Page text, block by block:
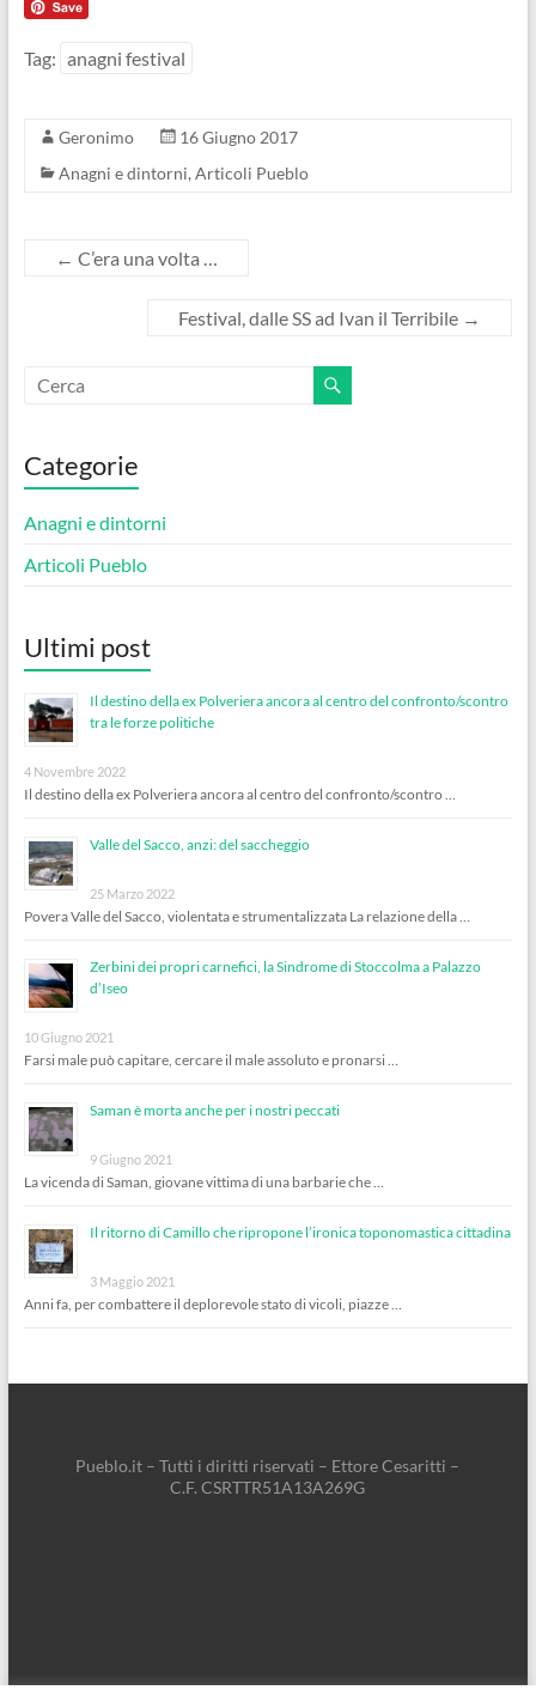
Tag: anagni festival
Geronimo
16 Giugno 2017
Anagni e dintorni, Articoli Pueblo
← C’era una volta …
Festival, dalle SS ad Ivan il Terribile →
Categorie
Anagni e dintorni
Articoli Pueblo
Ultimi post
Il destino della ex Polveriera ancora al centro del confronto/scontro
tra le forze politiche
4 Novembre 2022
Il destino della ex Polveriera ancora al centro del confronto/scontro …
Valle del Sacco, anzi: del saccheggio
25 Marzo 2022
Povera Valle del Sacco, violentata e strumentalizzata La relazione della …
Zerbini dei propri carnefici, la Sindrome di Stoccolma a Palazzo
d’Iseo
10 Giugno 2021
Farsi male può capitare, cercare il male assoluto e pronarsi …
Saman è morta anche per i nostri peccati
9 Giugno 2021
La vicenda di Saman, giovane vittima di una barbarie che …
Il ritorno di Camillo che ripropone l’ironica toponomastica cittadina
3 Maggio 2021
Anni fa, per combattere il deplorevole stato di vicoli, piazze …
Pueblo.it – Tutti i diritti riservati – Ettore Cesaritti –
C.F. CSRTTR51A13A269G